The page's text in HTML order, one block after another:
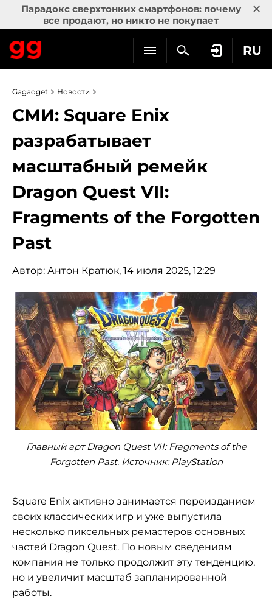
Парадокс сверхтонких смартфонов: почему
все продают, но никто не покупает
×
RU
Gagadget Новости
СМИ: Square Enix
разрабатывает
масштабный ремейк
Dragon Quest VII:
Fragments of the Forgotten
Past
Автор: Антон Кратюк, 14 июля 2025, 12:29
Главный арт Dragon Quest VII: Fragments of the
Forgotten Past. Источник: PlayStation
Square Enix активно занимается переизданием
своих классических игр и уже выпустила
несколько пиксельных ремастеров основных
частей Dragon Quest. По новым сведениям
компания не только продолжит эту тенденцию,
но и увеличит масштаб запланированной
работы.